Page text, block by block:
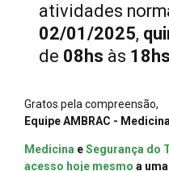
atividades
02/01/2025,
de 08hs às 18hs
Gratos pela compreensão,
Equipe AMBRAC -
Medicina eSegurança do
acesso hoje mesmo a uma